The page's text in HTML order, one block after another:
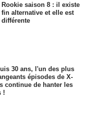
Rookie saison 8 : il existe
fin alternative et elle est
différente
30 ans, l'un des plus
épisodes de X-
continue de hanter les
!